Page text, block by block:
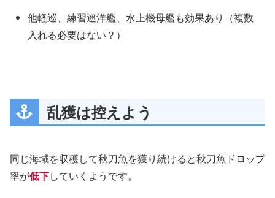
他軽巡、練習巡洋艦、水上機母艦も効果あり（複数
入れる必要はない？）
乱獲は控えよう
同じ海域を収穫して秋刀魚を獲り続けると秋刀魚ドロップ
率が低下していくようです。